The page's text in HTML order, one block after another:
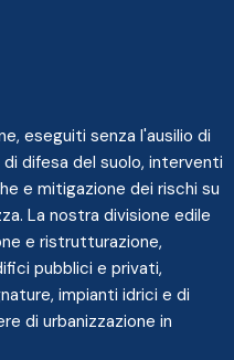
eseguiti senza l'ausilio di
difesa del suolo, interventi
e mitigazione dei rischi su
La nostra divisione edile
e ristrutturazione,
pubblici e privati,
impianti idrici e di
di urbanizzazione in